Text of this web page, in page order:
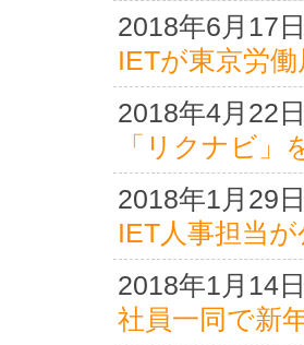
2018年6月17日
IETが東京労
2018年4月22日
「リクナビ
2018年1月29日
IET人事担当
2018年1月14日
社員一同で新